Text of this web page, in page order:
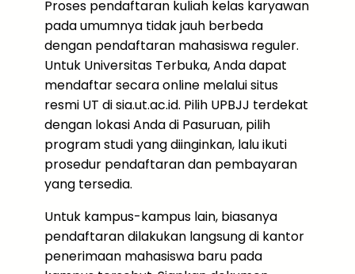
Proses pendaftaran kuliah kelas karyawan
pada umumnya tidak jauh berbeda
dengan pendaftaran mahasiswa reguler.
Untuk Universitas Terbuka, Anda dapat
mendaftar secara online melalui situs
resmi UT di sia.ut.ac.id. Pilih UPBJJ terdekat
dengan lokasi Anda di Pasuruan, pilih
program studi yang diinginkan, lalu ikuti
prosedur pendaftaran dan pembayaran
yang tersedia.
Untuk kampus-kampus lain, biasanya
pendaftaran dilakukan langsung di kantor
penerimaan mahasiswa baru pada